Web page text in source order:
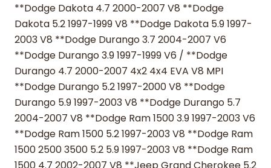
**Dodge Dakota 4.7 2000-2007 V8 **Dodge
Dakota 5.2 1997-1999 V8 **Dodge Dakota 5.9 1997-
2003 V8 **Dodge Durango 3.7 2004-2007 V6
**Dodge Durango 3.9 1997-1999 V6 / **Dodge
Durango 4.7 2000-2007 4x2 4x4 EVA V8 MPI
**Dodge Durango 5.2 1997-2000 V8 **Dodge
Durango 5.9 1997-2003 V8 **Dodge Durango 5.7
2004-2007 V8 **Dodge Ram 1500 3.9 1997-2003 V6
**Dodge Ram 1500 5.2 1997-2003 V8 **Dodge Ram
1500 2500 3500 5.2 5.9 1997-2003 V8 **Dodge Ram
1500 4.7 2002-2007 V8 **Jeep Grand Cherokee 5.2